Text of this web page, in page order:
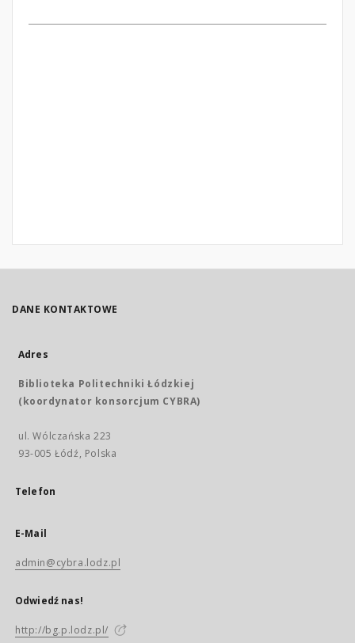
DANE KONTAKTOWE
Adres
Biblioteka Politechniki Łódzkiej
(koordynator konsorcjum CYBRA)
ul. Wólczańska 223
93-005 Łódź, Polska
Telefon
E-Mail
admin@cybra.lodz.pl
Odwiedź nas!
http://bg.p.lodz.pl/